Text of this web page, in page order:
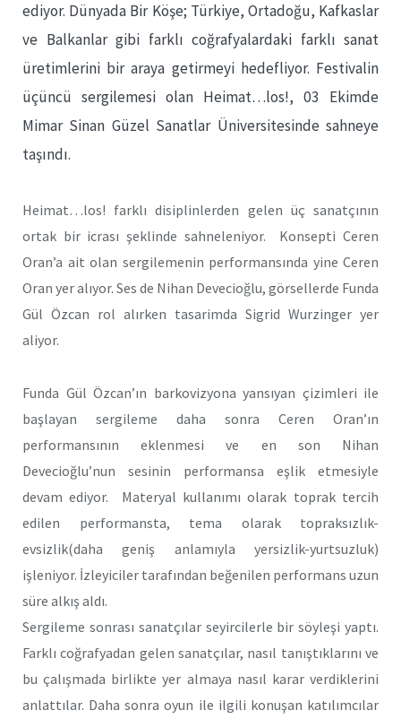
ediyor. Dünyada Bir Köşe; Türkiye, Ortadoğu, Kafkaslar
ve Balkanlar gibi farklı coğrafyalardaki farklı sanat
üretimlerini bir araya getirmeyi hedefliyor. Festivalin
üçüncü sergilemesi olan Heimat…los!, 03 Ekimde
Mimar Sinan Güzel Sanatlar Üniversitesinde sahneye
taşındı.
Heimat…los! farklı disiplinlerden gelen üç sanatçının
ortak bir icrası şeklinde sahneleniyor. Konsepti Ceren
Oran’a ait olan sergilemenin performansında yine Ceren
Oran yer alıyor. Ses de Nihan Devecioğlu, görsellerde Funda
Gül Özcan rol alırken tasarimda Sigrid Wurzinger yer
aliyor.
Funda Gül Özcan’ın barkovizyona yansıyan çizimleri ile
başlayan sergileme daha sonra Ceren Oran’ın
performansının eklenmesi ve en son Nihan
Devecioğlu’nun sesinin performansa eşlik etmesiyle
devam ediyor. Materyal kullanımı olarak toprak tercih
edilen performansta, tema olarak topraksızlık-
evsizlik(daha geniş anlamıyla yersizlik-yurtsuzluk)
işleniyor. İzleyiciler tarafından beğenilen performans uzun
süre alkış aldı.
Sergileme sonrası sanatçılar seyircilerle bir söyleşi yaptı.
Farklı coğrafyadan gelen sanatçılar, nasıl tanıştıklarını ve
bu çalışmada birlikte yer almaya nasıl karar verdiklerini
anlattılar. Daha sonra oyun ile ilgili konuşan katılımcılar